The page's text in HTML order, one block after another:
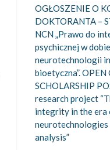
OGŁOSZENIE O
DOKTORANTA –
NCN „Prawo do
psychicznej w
neurotechnologii
bioetyczna”.
SCHOLARSHIP
research project
integrity in the era
analysis”